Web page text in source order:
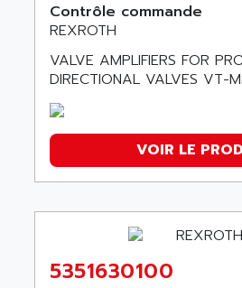
Contrôle commande
REXROTH
VALVE AMPLIFIERS FOR
DIRECTIONAL VALVES VT-
VOIR LE
5351630100